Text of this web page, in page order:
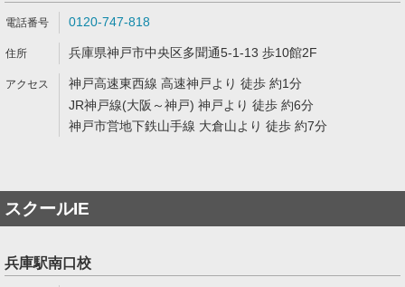
0120-747-818
兵庫県神戸市中央区多聞通5-1-13 歩10館2F
神戸高速東西線 高速神戸より 徒歩 約1分
JR神戸線(大阪～神戸) 神戸より 徒歩 約6分
神戸市営地下鉄山手線 大倉山より 徒歩 約7分
スクールIE
兵庫駅南口校